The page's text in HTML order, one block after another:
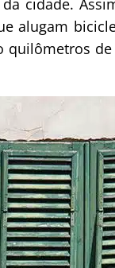
cidade.
alugam